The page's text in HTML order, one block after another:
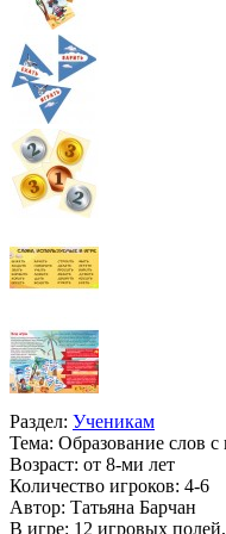
Раздел: Ученикам
Тема: Образование слов
Возраст: от 8-ми лет
Количество игроков: 4-6
Автор: Татьяна Барчан
В игре: 12 игровых